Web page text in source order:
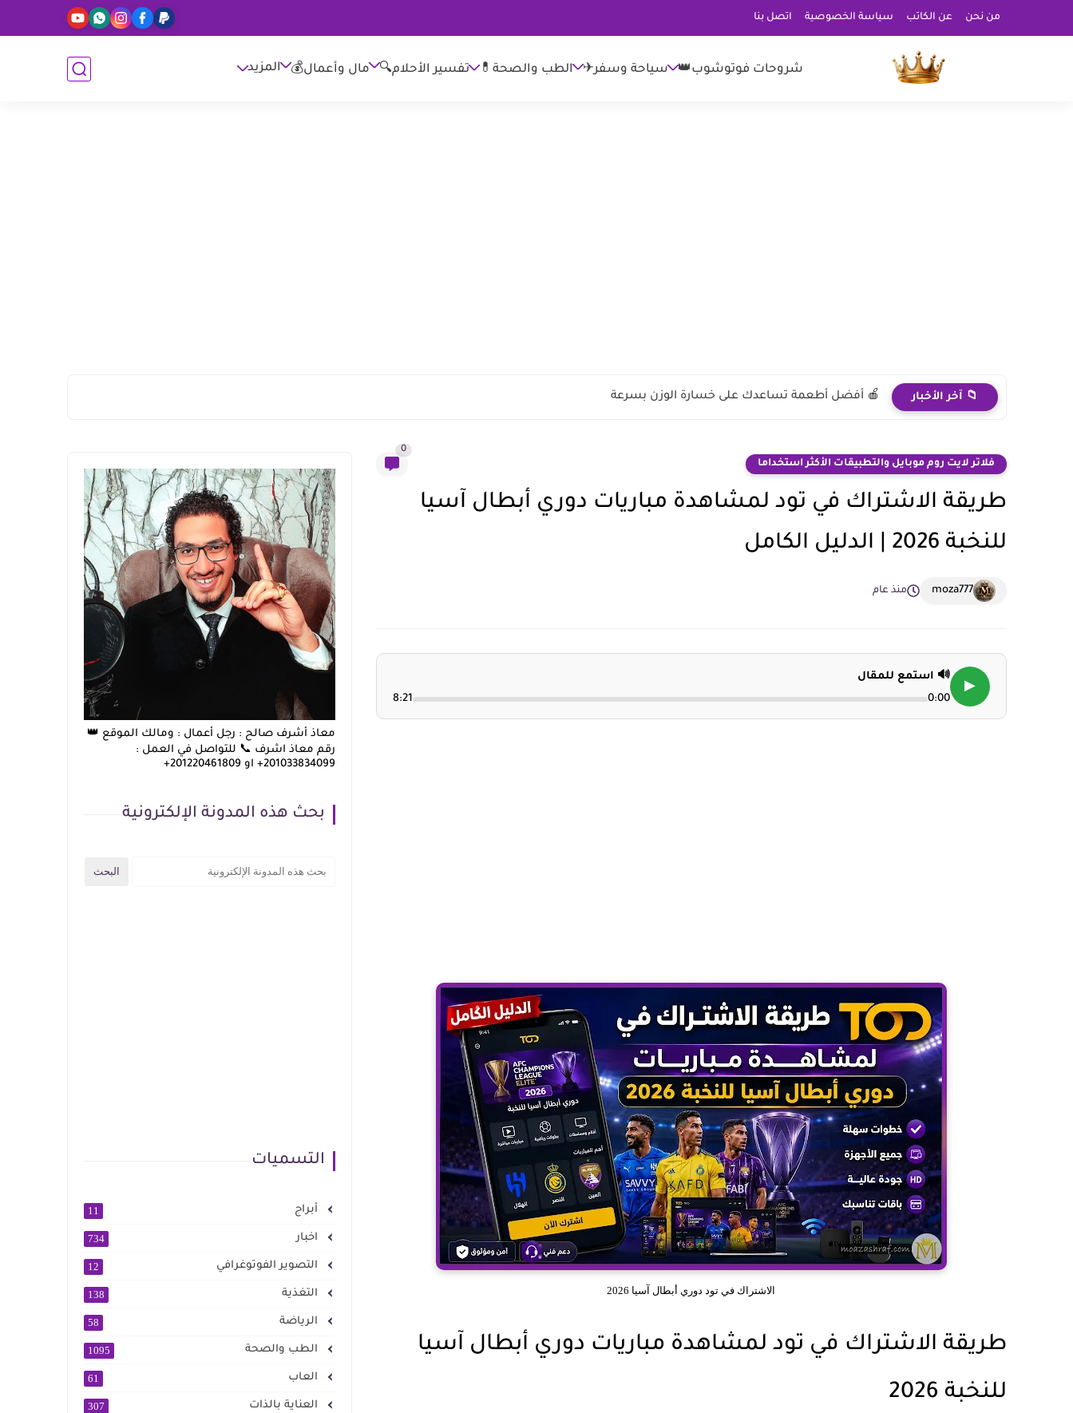
من نحن عن الكاتب سياسة الخصوصية اتصل بنا
شروحات فوتوشوب👑 سياحة وسفر✈ الطب والصحة💊 تفسير الأحلام🔍 مال وأعمال💰 المزيد
📁 آخر الأخبار 🍎 أفضل أطعمة تساعدك على خسارة الوزن بسرعة
فلاتر لايت روم موبايل والتطبيقات الأكثر استخداما
0
طريقة الاشتراك في تود لمشاهدة مباريات دوري أبطال آسيا
للنخبة 2026 | الدليل الكامل
moza777 منذ عام
▶
🔊 استمع للمقال
0:00
8:21
الاشتراك في تود دوري أبطال آسيا 2026
طريقة الاشتراك في تود لمشاهدة مباريات دوري أبطال آسيا
للنخبة 2026
معاذ أشرف صالح : رجل أعمال : ومالك الموقع 👑
رقم معاذ اشرف 📞 للتواصل في العمل :
201033834099+ او 201220461809+
بحث هذه المدونة الإلكترونية
التسميات
أبراج 11
اخبار 734
التصوير الفوتوغرافي 12
التغذية 138
الرياضة 58
الطب والصحة 1095
العاب 61
العناية بالذات 307